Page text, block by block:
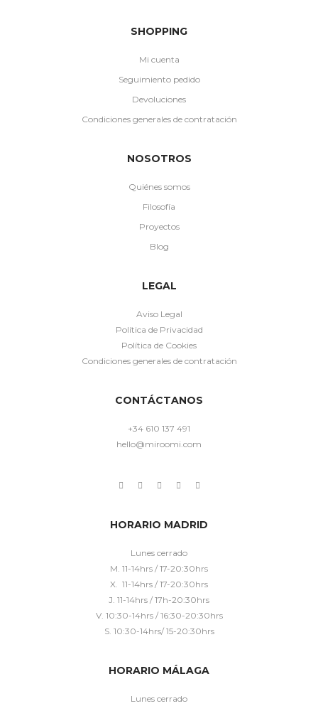
SHOPPING
Mi cuenta
Seguimiento pedido
Devoluciones
Condiciones generales de contratación
NOSOTROS
Quiénes somos
Filosofía
Proyectos
Blog
LEGAL
Aviso Legal
Política de Privacidad
Política de Cookies
Condiciones generales de contratación
CONTÁCTANOS
+34 610 137 491
hello@miroomi.com
HORARIO MADRID
Lunes cerrado
M. 11-14hrs / 17-20:30hrs
X. 11-14hrs / 17-20:30hrs
J. 11-14hrs / 17h-20:30hrs
V. 10:30-14hrs / 16:30-20:30hrs
S. 10:30-14hrs/ 15-20:30hrs
HORARIO MÁLAGA
Lunes cerrado